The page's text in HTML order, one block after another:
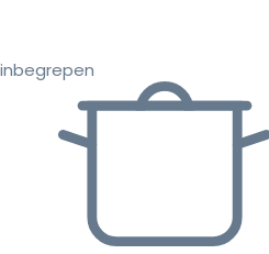
inbegrepen